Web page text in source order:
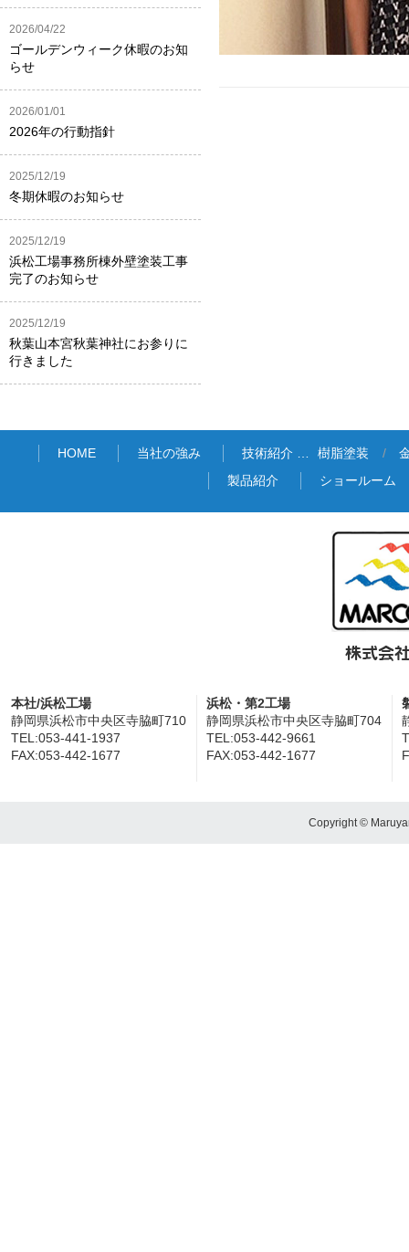
2026/04/22
ゴールデンウィーク休暇のお知
らせ
2026/01/01
2026年の行動指針
2025/12/19
冬期休暇のお知らせ
2025/12/19
浜松工場事務所棟外壁塗装工事
完了のお知らせ
2025/12/19
秋葉山本宮秋葉神社にお参りに
行きました
HOME 当社の強み 技術紹介 … 樹脂塗装
製品紹介 ショールーム
本社/浜松工場
静岡県浜松市中央区寺脇町710
TEL:053-441-1937
FAX:053-442-1677
浜松・第2工場
静岡県浜松市中央区寺脇町704
TEL:053-442-9661
FAX:053-442-1677
Copyright ©